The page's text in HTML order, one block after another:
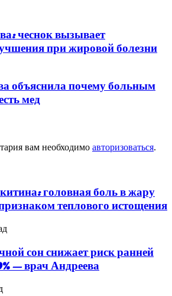
чеснок вызывает
при жировой болезни
объяснила почему больным
мед
вам необходимо авторизоваться.
головная боль в жару
теплового истощения
сон снижает риск ранней
— врач Андреева